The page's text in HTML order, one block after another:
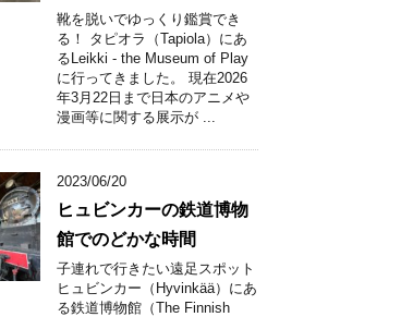
靴を脱いでゆっくり鑑賞でき
る！ タピオラ（Tapiola）にあ
るLeikki - the Museum of Play
に行ってきました。 現在2026
年3月22日まで日本のアニメや
漫画等に関する展示が ...
2023/06/20
ヒュビンカーの鉄道博物
館でのどかな時間
子連れで行きたい遠足スポット
ヒュビンカー（Hyvinkää）にあ
る鉄道博物館（The Finnish